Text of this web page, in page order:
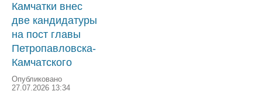
Камчатки внес
две кандидатуры
на пост главы
Петропавловска-
Камчатского
Опубликовано
27.07.2026 13:34